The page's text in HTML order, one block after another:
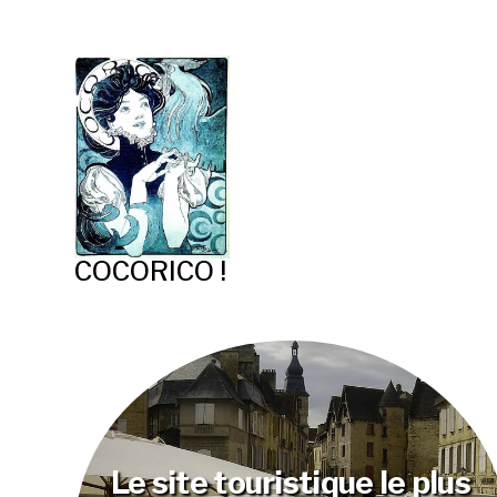
COCORICO !
Le site touristique le plus